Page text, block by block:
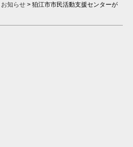
お知らせ > 狛江市市民活動支援センターが